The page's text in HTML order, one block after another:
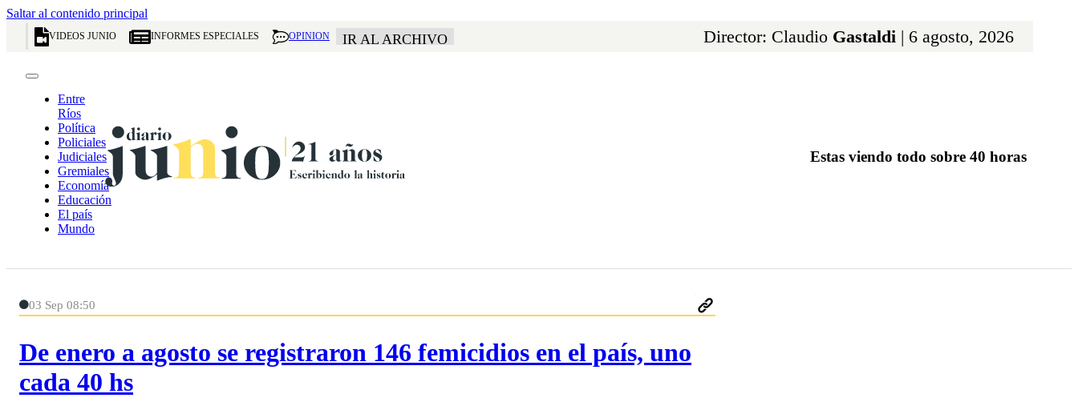
Saltar al contenido principal
VIDEOS JUNIO INFORMES ESPECIALES OPINION IR AL ARCHIVO Director: Claudio Gastaldi | 6 agosto, 2026
Entre
Ríos
Política
Policiales
Judiciales
Gremiales
Economía
Educación
El país
Mundo
Estas viendo todo sobre 40 horas
03 Sep 08:50
De enero a agosto se registraron 146 femicidios en el país, uno
cada 40 hs